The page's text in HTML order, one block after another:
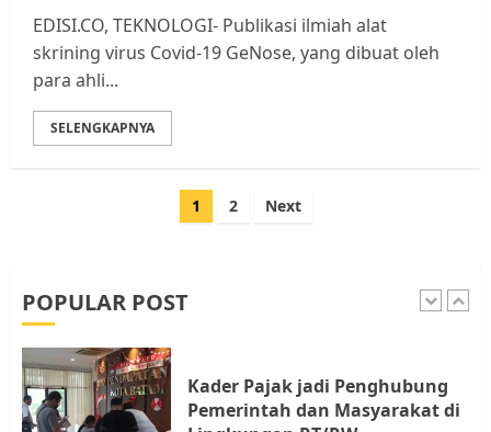
EDISI.CO, TEKNOLOGI- Publikasi ilmiah alat
skrining virus Covid-19 GeNose, yang dibuat oleh
para ahli...
SELENGKAPNYA
1 2 Next
POPULAR POST
Tim Advokasi Desak BP Batam
Berhenti Merampas Tanah
1
Pemko Batam Tegaskan RT dan
Kader Pajak jadi Penghubung
Pemerintah dan Masyarakat di